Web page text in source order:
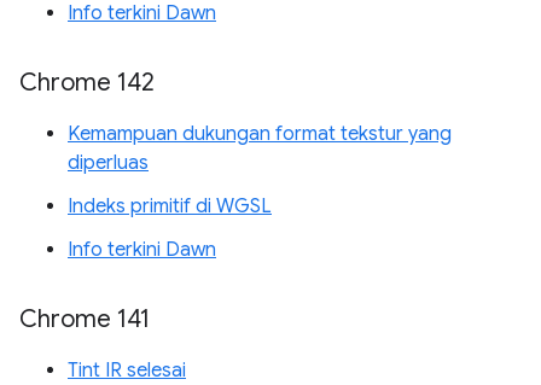
Info terkini Dawn
Chrome 142
Kemampuan dukungan format tekstur yang
diperluas
Indeks primitif di WGSL
Info terkini Dawn
Chrome 141
Tint IR selesai